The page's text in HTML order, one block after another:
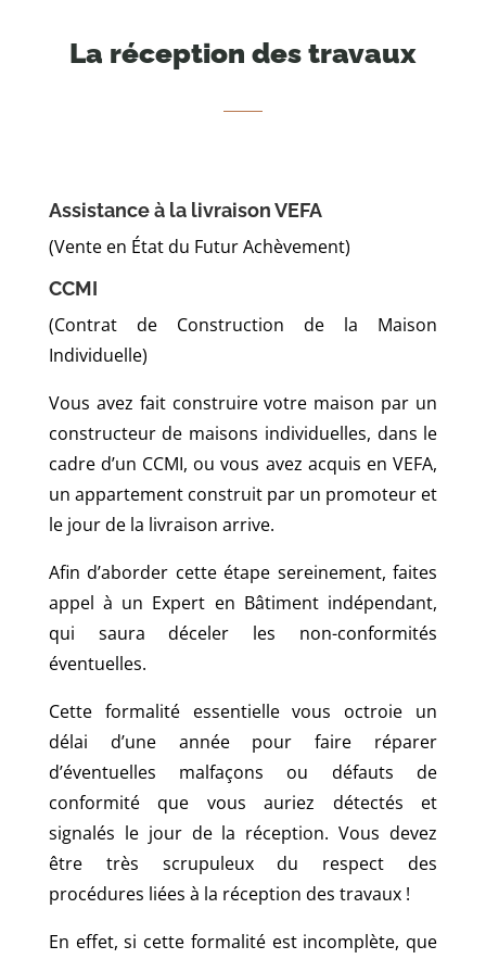
La réception des travaux
Assistance à la livraison VEFA
(Vente en État du Futur Achèvement)
CCMI
(Contrat de Construction de la Maison
Individuelle)
Vous avez fait construire votre maison par un
constructeur de maisons individuelles, dans le
cadre d’un CCMI, ou vous avez acquis en VEFA,
un appartement construit par un promoteur et
le jour de la livraison arrive.
Afin d’aborder cette étape sereinement, faites
appel à un Expert en Bâtiment indépendant,
qui saura déceler les non-conformités
éventuelles.
Cette formalité essentielle vous octroie un
délai d’une année pour faire réparer
d’éventuelles malfaçons ou défauts de
conformité que vous auriez détectés et
signalés le jour de la réception. Vous devez
être très scrupuleux du respect des
procédures liées à la réception des travaux !
En effet, si cette formalité est incomplète, que